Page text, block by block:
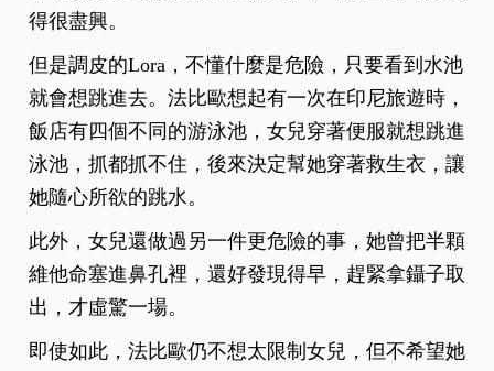
得很盡興。
但是調皮的Lora，不懂什麼是危險，只要看到水池
就會想跳進去。法比歐想起有一次在印尼旅遊時，
飯店有四個不同的游泳池，女兒穿著便服就想跳進
泳池，抓都抓不住，後來決定幫她穿著救生衣，讓
她隨心所欲的跳水。
此外，女兒還做過另一件更危險的事，她曾把半顆
維他命塞進鼻孔裡，還好發現得早，趕緊拿鑷子取
出，才虛驚一場。
即使如此，法比歐仍不想太限制女兒，但不希望她